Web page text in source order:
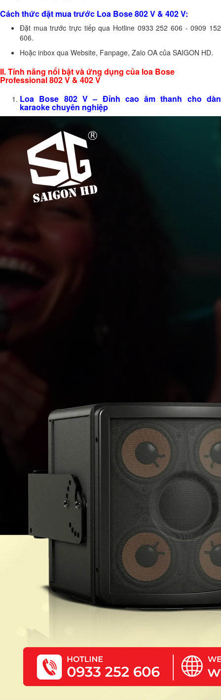
Cách thức đặt mua trước Loa Bose 802 V & 402 V:
Đặt mua trước trực tiếp qua Hotline 0933 252 606 - 0909 152
606.
Hoặc inbox qua Website, Fanpage, Zalo OA của SAIGON HD.
II. Tính năng nổi bật và ứng dụng của loa Bose
Professional 802 V & 402 V
Loa Bose 802 V– Đỉnh cao âm thanh cho dàn
karaoke chuyên nghiệp